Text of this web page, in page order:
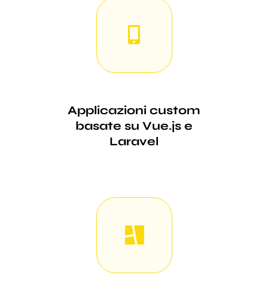
Applicazioni custom
basate su Vue.js e
Laravel